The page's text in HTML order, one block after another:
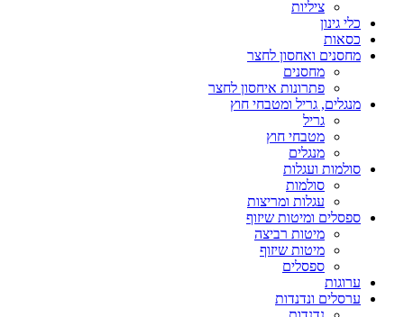
ציליות
כלי גינון
כסאות
מחסנים ואחסון לחצר
מחסנים
פתרונות איחסון לחצר
מנגלים, גריל ומטבחי חוץ
גריל
מטבחי חוץ
מנגלים
סולמות ועגלות
סולמות
עגלות ומריצות
ספסלים ומיטות שיזוף
מיטות רביצה
מיטות שיזוף
ספסלים
ערוגות
ערסלים ונדנדות